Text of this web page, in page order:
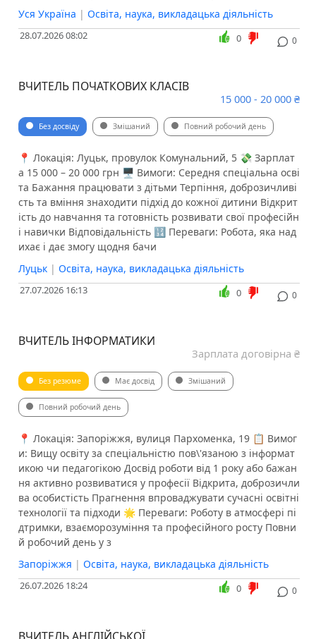
Уся Україна | Освіта, наука, викладацька діяльність
28.07.2026 08:02 0
0
ВЧИТЕЛЬ ПОЧАТКОВИХ КЛАСІВ
15 000 - 20 000 ₴
Без досвіду Змішаний Повний робочий день
📍 Локація: Луцьк, провулок Комунальний, 5 💸 Зарплат
а 15 000 – 20 000 грн 🖥 Вимоги: Середня спеціальна осві
та Бажання працювати з дітьми Терпіння, доброзичливі
сть та вміння знаходити підхід до кожної дитини Відкрит
ість до навчання та готовність розвивати свої професійн
і навички Відповідальність 🔢 Переваги: Робота, яка над
ихає і дає змогу щодня бачи
Луцьк | Освіта, наука, викладацька діяльність
27.07.2026 16:13 0
0
ВЧИТЕЛЬ ІНФОРМАТИКИ
Зарплата договірна ₴
Без резюме Має досвід Змішаний
Повний робочий день
📍 Локація: Запоріжжя, вулиця Пархоменка, 19 📋 Вимог
и: Вищу освіту за спеціальністю пов\'язаною з інформат
икою чи педагогікою Досвід роботи від 1 року або бажан
ня активно розвиватися у професії Відкрита, доброзичли
ва особистість Прагнення впроваджувати сучасні освітні
технології та підходи 🌟 Переваги: Роботу в атмосфері пі
дтримки, взаєморозуміння та професійного росту Повни
й робочий день у з
Запоріжжя | Освіта, наука, викладацька діяльність
26.07.2026 18:24 0
0